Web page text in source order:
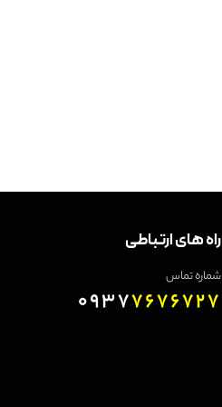
راه های ارتباطی
شماره تماس
09377676727